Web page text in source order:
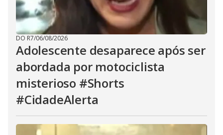
DO R7/06/08/2026
Adolescente desaparece após ser
abordada por motociclista
misterioso #Shorts
#CidadeAlerta